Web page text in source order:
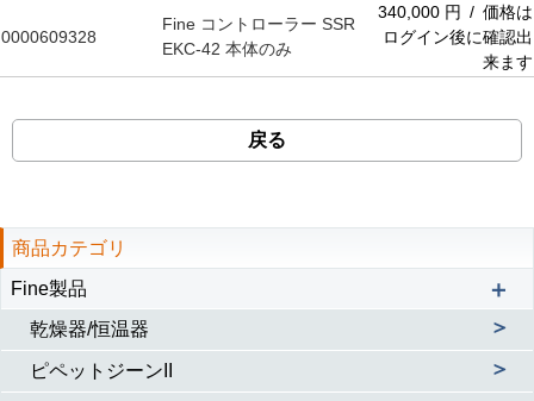
0000609328
Fine コントローラー SSR
EKC-42 本体のみ
340,000 円 / 価格は
ログイン後に確認出
来ます
戻る
商品カテゴリ
Fine製品
＋
乾燥器/恒温器 ＞
ピペットジーンII ＞